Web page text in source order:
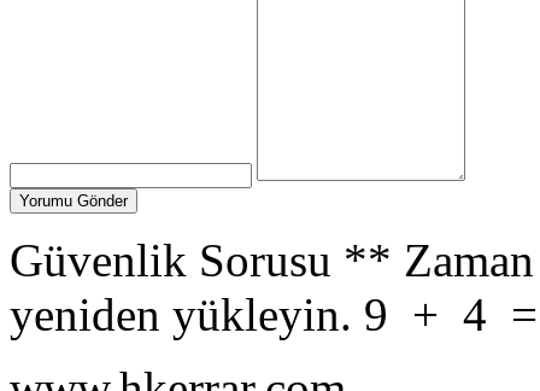
Güvenlik Sorusu **
yeniden yükleyin. 9 + 4